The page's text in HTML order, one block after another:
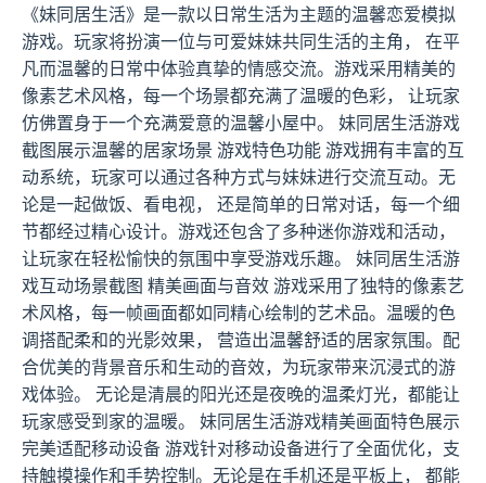
《妹同居生活》是一款以日常生活为主题的温馨恋爱模拟
游戏。玩家将扮演一位与可爱妹妹共同生活的主角， 在平
凡而温馨的日常中体验真挚的情感交流。游戏采用精美的
像素艺术风格，每一个场景都充满了温暖的色彩， 让玩家
仿佛置身于一个充满爱意的温馨小屋中。 妹同居生活游戏
截图展示温馨的居家场景 游戏特色功能 游戏拥有丰富的互
动系统，玩家可以通过各种方式与妹妹进行交流互动。无
论是一起做饭、看电视， 还是简单的日常对话，每一个细
节都经过精心设计。游戏还包含了多种迷你游戏和活动，
让玩家在轻松愉快的氛围中享受游戏乐趣。 妹同居生活游
戏互动场景截图 精美画面与音效 游戏采用了独特的像素艺
术风格，每一帧画面都如同精心绘制的艺术品。温暖的色
调搭配柔和的光影效果， 营造出温馨舒适的居家氛围。配
合优美的背景音乐和生动的音效，为玩家带来沉浸式的游
戏体验。 无论是清晨的阳光还是夜晚的温柔灯光，都能让
玩家感受到家的温暖。 妹同居生活游戏精美画面特色展示
完美适配移动设备 游戏针对移动设备进行了全面优化，支
持触摸操作和手势控制。无论是在手机还是平板上， 都能